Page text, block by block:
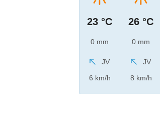
23 °C
0 mm
JV
6 km/h
26 °C
0 mm
JV
8 km/h